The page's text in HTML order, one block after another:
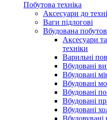
Побутова техніка
Аксесуари до
Ваги підлогові
Вбудована
Аксесуари
техніки
Варильні
Вбудовані
Вбудовані
Вбудовані
Вбудовані
Вбудовані
Вбудовані